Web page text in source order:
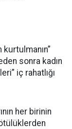
sonra kadın
iç rahatlığı
her birinin